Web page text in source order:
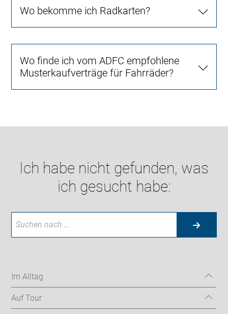
Wo bekomme ich Radkarten?
Wo finde ich vom ADFC empfohlene
Musterkaufverträge für Fahrräder?
Ich habe nicht gefunden, was
ich gesucht habe:
Im Alltag
Auf Tour